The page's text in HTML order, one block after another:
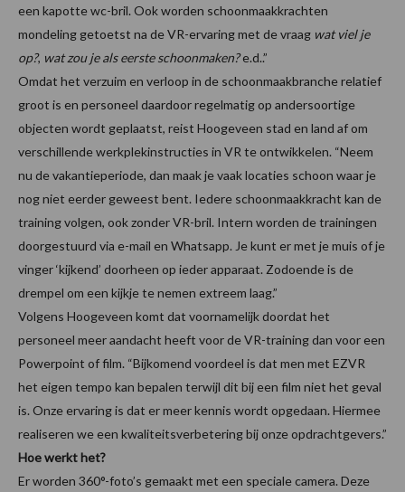
een kapotte wc-bril. Ook worden schoonmaakkrachten
mondeling getoetst na de VR-ervaring met de vraag wat viel je
op?, wat zou je als eerste schoonmaken?e.d..”
Omdat het verzuim en verloop in de schoonmaakbranche relatief
groot is en personeel daardoor regelmatig op andersoortige
objecten wordt geplaatst, reist Hoogeveen stad en land af om
verschillende werkplekinstructies in VR te ontwikkelen. “Neem
nu de vakantieperiode, dan maak je vaak locaties schoon waar je
nog niet eerder geweest bent. Iedere schoonmaakkracht kan de
training volgen, ook zonder VR-bril. Intern worden de trainingen
doorgestuurd via e-mail en Whatsapp. Je kunt er met je muis of je
vinger ‘kijkend’ doorheen op ieder apparaat. Zodoende is de
drempel om een kijkje te nemen extreem laag.”
Volgens Hoogeveen komt dat voornamelijk doordat het
personeel meer aandacht heeft voor de VR-training dan voor een
Powerpoint of film. “Bijkomend voordeel is dat men met EZVR
het eigen tempo kan bepalen terwijl dit bij een film niet het geval
is. Onze ervaring is dat er meer kennis wordt opgedaan. Hiermee
realiseren we een kwaliteitsverbetering bij onze opdrachtgevers.”
Hoe werkt het?
Er worden 360°-foto’s gemaakt met een speciale camera. Deze